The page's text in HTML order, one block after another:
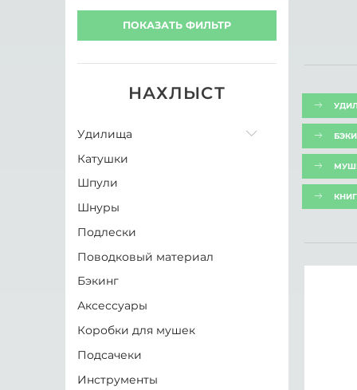
Бренд
HIGASHI
Тип
Латекс
Плёнка
Модель
Ничего не выбрано
ПОКАЗАТЬ ФИЛЬТР
НАХЛЫСТ
Удилища
Одноручные удилища
Двуручные удилища
Свитч удилища
Наборы
Катушки
Шпули
Шнуры
Подлески
Поводковый материал
Бэкинг
Аксессуары
Коробки для мушек
Подсачеки
Инструменты